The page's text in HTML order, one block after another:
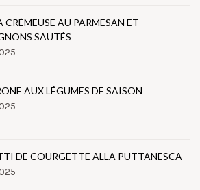
CRÉMEUSE AU PARMESAN ET
SAUTÉS
AUX LÉGUMES DE SAISON
DE COURGETTE ALLA PUTTANESCA